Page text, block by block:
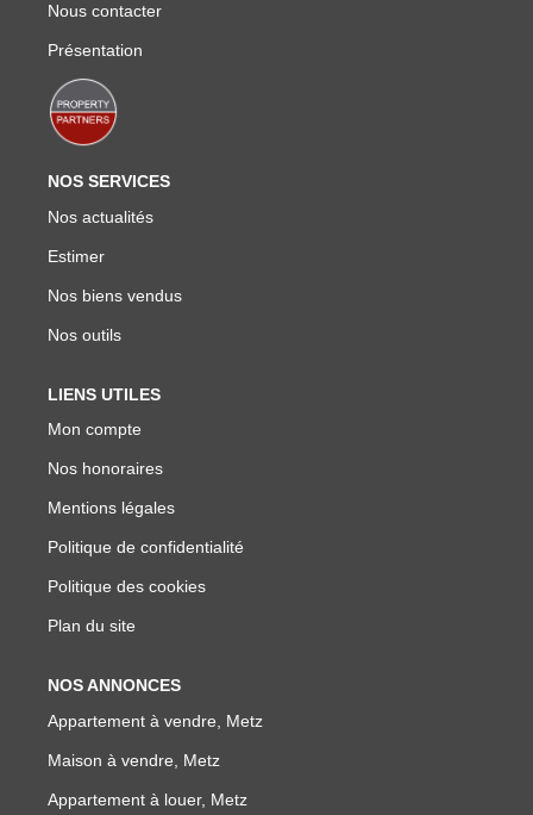
Nous contacter
Présentation
NOS SERVICES
Nos actualités
Estimer
Nos biens vendus
Nos outils
LIENS UTILES
Mon compte
Nos honoraires
Mentions légales
Politique de confidentialité
Politique des cookies
Plan du site
NOS ANNONCES
Appartement à vendre, Metz
Maison à vendre, Metz
Appartement à louer, Metz